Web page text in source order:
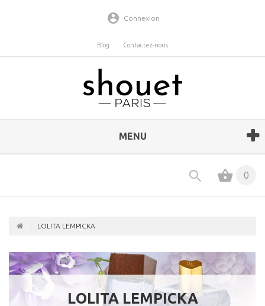
Connexion
Blog Contactez-nous
MENU
0
LOLITA LEMPICKA
LOLITA LEMPICKA